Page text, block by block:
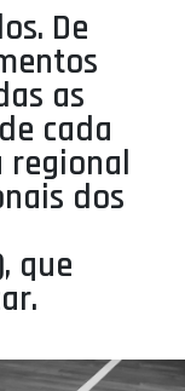
De
as
cada
regional
dos
que